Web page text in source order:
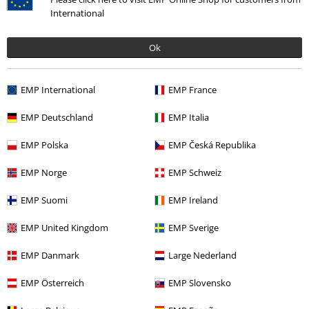
International
Ok
EMP International EMP France
EMP Deutschland EMP Italia
EMP Polska EMP Česká Republika
EMP Norge EMP Schweiz
EMP Suomi EMP Ireland
EMP United Kingdom EMP Sverige
EMP Danmark Large Nederland
EMP Österreich EMP Slovensko
Kommentar jetzt abschicken!
Linda B.
3 Bewertungen
Geschrieben am: Sonntag, 04.11.2018
Das Shirt hat meinen Bruder super gefallen. Es hat ihm perfekt
Design
Passform
Weite
Länge
zu kurz
perfekt